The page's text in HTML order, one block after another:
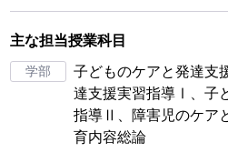
主な担当授業科目
学部
子どものケアと発達支
達支援実習指導Ⅰ、子
指導Ⅱ、障害児のケア
育内容総論